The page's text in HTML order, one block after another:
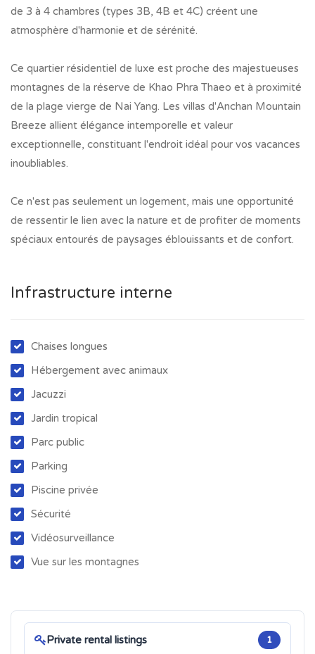
de 3 à 4 chambres (types 3B, 4B et 4C) créent une
atmosphère d'harmonie et de sérénité.
Ce quartier résidentiel de luxe est proche des majestueuses
montagnes de la réserve de Khao Phra Thaeo et à proximité
de la plage vierge de Nai Yang. Les villas d'Anchan Mountain
Breeze allient élégance intemporelle et valeur
exceptionnelle, constituant l'endroit idéal pour vos vacances
inoubliables.
Ce n'est pas seulement un logement, mais une opportunité
de ressentir le lien avec la nature et de profiter de moments
spéciaux entourés de paysages éblouissants et de confort.
Infrastructure interne
Chaises longues
Hébergement avec animaux
Jacuzzi
Jardin tropical
Parc public
Parking
Piscine privée
Sécurité
Vidéosurveillance
Vue sur les montagnes
Private rental listings 1